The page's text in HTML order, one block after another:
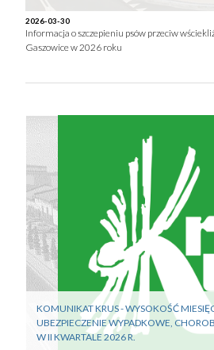
2026-03-30
Informacja o szczepieniu psów przeciw
Gaszowice w 2026 roku
KOMUNIKAT KRUS - WYSOKOŚĆ
UBEZPIECZENIE WYPADKOWE,
W II KWARTALE 2026 R.